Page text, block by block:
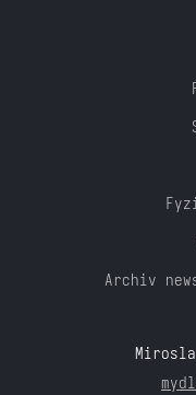
Archiv